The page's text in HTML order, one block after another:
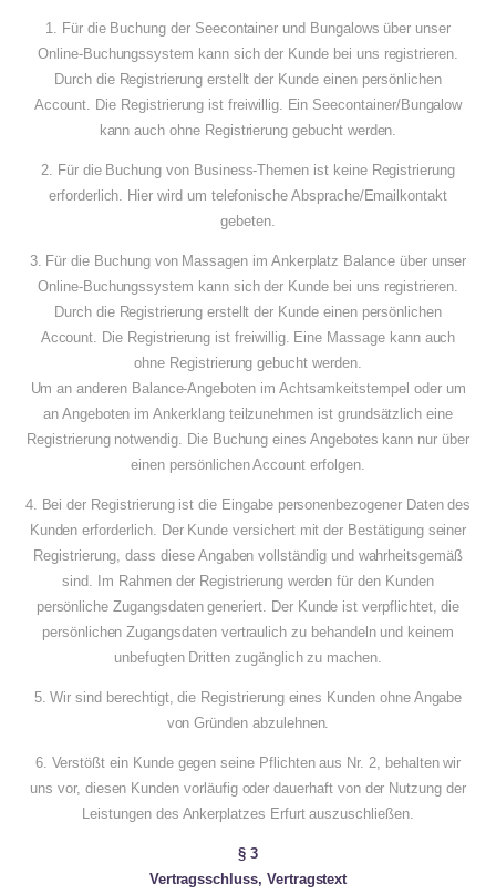
1. Für die Buchung der Seecontainer und Bungalows über unser
Online-Buchungssystem kann sich der Kunde bei uns registrieren.
Durch die Registrierung erstellt der Kunde einen persönlichen
Account. Die Registrierung ist freiwillig. Ein Seecontainer/Bungalow
kann auch ohne Registrierung gebucht werden.
2. Für die Buchung von Business-Themen ist keine Registrierung
erforderlich. Hier wird um telefonische Absprache/Emailkontakt
gebeten.
3. Für die Buchung von Massagen im Ankerplatz Balance über unser
Online-Buchungssystem kann sich der Kunde bei uns registrieren.
Durch die Registrierung erstellt der Kunde einen persönlichen
Account. Die Registrierung ist freiwillig. Eine Massage kann auch
ohne Registrierung gebucht werden.
Um an anderen Balance-Angeboten im Achtsamkeitstempel oder um
an Angeboten im Ankerklang teilzunehmen ist grundsätzlich eine
Registrierung notwendig. Die Buchung eines Angebotes kann nur über
einen persönlichen Account erfolgen.
4. Bei der Registrierung ist die Eingabe personenbezogener Daten des
Kunden erforderlich. Der Kunde versichert mit der Bestätigung seiner
Registrierung, dass diese Angaben vollständig und wahrheitsgemäß
sind. Im Rahmen der Registrierung werden für den Kunden
persönliche Zugangsdaten generiert. Der Kunde ist verpflichtet, die
persönlichen Zugangsdaten vertraulich zu behandeln und keinem
unbefugten Dritten zugänglich zu machen.
5. Wir sind berechtigt, die Registrierung eines Kunden ohne Angabe
von Gründen abzulehnen.
6. Verstößt ein Kunde gegen seine Pflichten aus Nr. 2, behalten wir
uns vor, diesen Kunden vorläufig oder dauerhaft von der Nutzung der
Leistungen des Ankerplatzes Erfurt auszuschließen.
§ 3
Vertragsschluss, Vertragstext